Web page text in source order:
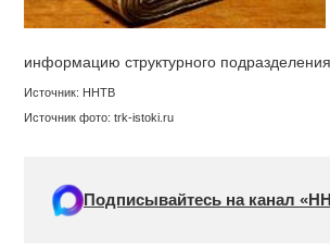
информацию структурного
Источник: ННТВ
Источник фото: trk-istoki.ru
Подписывайтесь на канал